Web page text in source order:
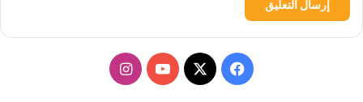
فيسبوك
‫X
‫YouTubeانستقرام